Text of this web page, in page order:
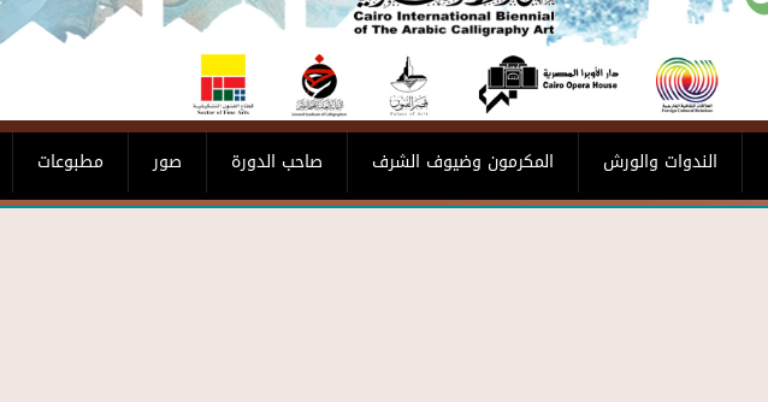
مطبوعات صور صاحب الدورة المكرمون وضيوف الشرف الندوات والورش